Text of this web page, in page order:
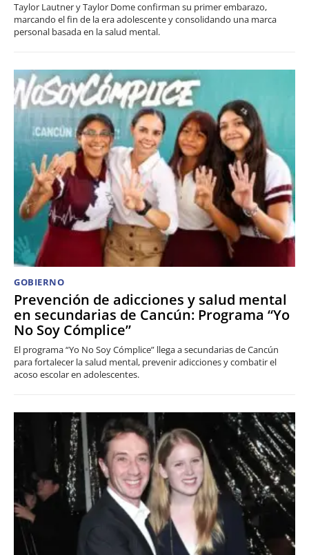
Taylor Lautner y Taylor Dome confirman su primer embarazo,
marcando el fin de la era adolescente y consolidando una marca
personal basada en la salud mental.
GOBIERNO
Prevención de adicciones y salud mental
en secundarias de Cancún: Programa “Yo
No Soy Cómplice”
El programa “Yo No Soy Cómplice” llega a secundarias de Cancún
para fortalecer la salud mental, prevenir adicciones y combatir el
acoso escolar en adolescentes.